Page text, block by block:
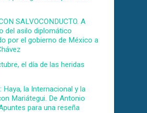
SALVOCONDUCTO. A
del asilo diplomático
por el gobierno de México a
el día de las heridas
Haya, la Internacional y la
Mariátegui. De Antonio
para una reseña